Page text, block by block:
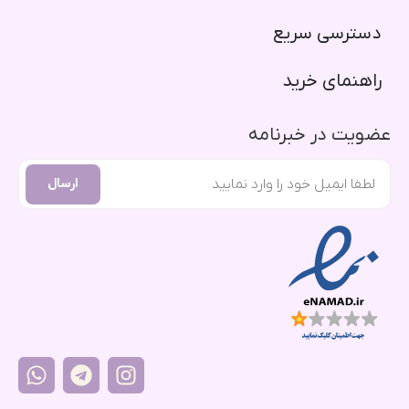
دسترسی سریع​
راهنمای خرید​
عضویت در خبرنامه
ارسال